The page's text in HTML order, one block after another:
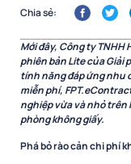
Chia sẻ:
Mới đây, Công ty TNHH
phiên bản Lite của Giải
tính năng đáp ứng nhu
miễn phí,
nghiệp vừa và nhỏ
phòng không giấy.
Phá bỏ rào cản chi phí